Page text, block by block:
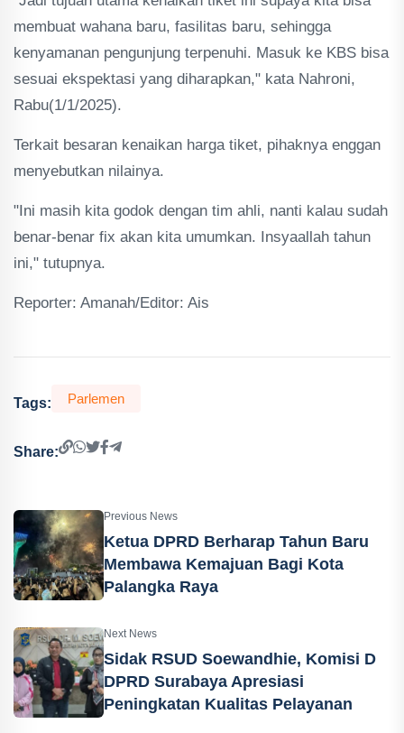
membuat wahana baru, fasilitas baru, sehingga
kenyamanan pengunjung terpenuhi. Masuk ke KBS bisa
sesuai ekspektasi yang diharapkan," kata Nahroni,
Rabu(1/1/2025).
Terkait besaran kenaikan harga tiket, pihaknya enggan
menyebutkan nilainya.
"Ini masih kita godok dengan tim ahli, nanti kalau sudah
benar-benar fix akan kita umumkan. Insyaallah tahun
ini," tutupnya.
Reporter: Amanah/Editor: Ais
Tags: Parlemen
Share:
Previous News
Ketua DPRD Berharap Tahun Baru
Membawa Kemajuan Bagi Kota
Palangka Raya
Next News
Sidak RSUD Soewandhie, Komisi D
DPRD Surabaya Apresiasi
Peningkatan Kualitas Pelayanan